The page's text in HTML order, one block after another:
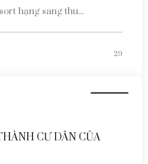
hạng sang thu...
29
CƯ DÂN CỦA